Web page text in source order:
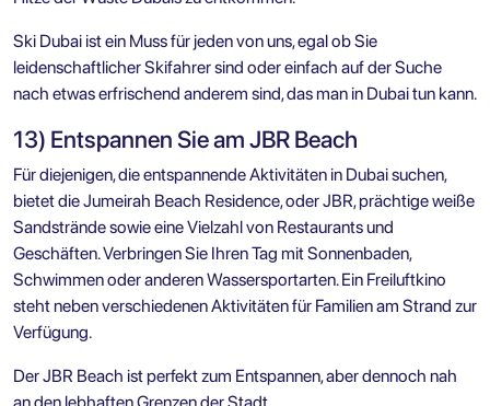
Ski Dubai ist ein Muss für jeden von uns, egal ob Sie
leidenschaftlicher Skifahrer sind oder einfach auf der Suche
nach etwas erfrischend anderem sind, das man in Dubai tun kann.
13) Entspannen Sie am JBR Beach
Für diejenigen, die entspannende Aktivitäten in Dubai suchen,
bietet die Jumeirah Beach Residence, oder JBR, prächtige weiße
Sandstrände sowie eine Vielzahl von Restaurants und
Geschäften. Verbringen Sie Ihren Tag mit Sonnenbaden,
Schwimmen oder anderen Wassersportarten. Ein Freiluftkino
steht neben verschiedenen Aktivitäten für Familien am Strand zur
Verfügung.
Der JBR Beach ist perfekt zum Entspannen, aber dennoch nah
an den lebhaften Grenzen der Stadt.